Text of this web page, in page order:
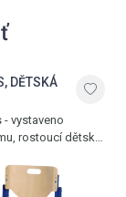
DĚTSKÁ
vystaveno
rostoucí dětská
modrá - buk,